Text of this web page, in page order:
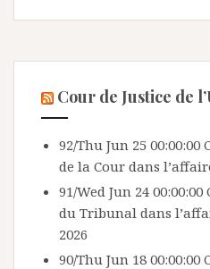
Cour de Justice de
92/Thu Jun 25 00:00:00
de la Cour dans
91/Wed Jun 24
du Tribunal dans
2026
90/Thu Jun 18 00:00:00